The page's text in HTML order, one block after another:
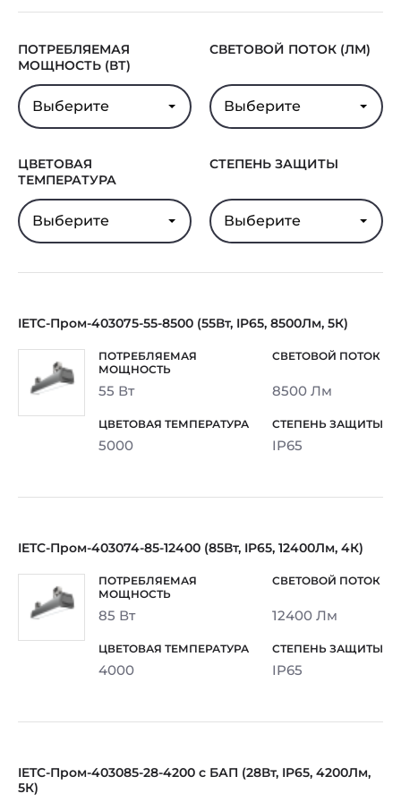
ПОТРЕБЛЯЕМАЯ
МОЩНОСТЬ (ВТ)
Выберите
СВЕТОВОЙ ПОТОК (ЛМ)
Выберите
ЦВЕТОВАЯ
ТЕМПЕРАТУРА
Выберите
СТЕПЕНЬ ЗАЩИТЫ
Выберите
IETC-Пром-403075-55-8500 (55Вт, IP65, 8500Лм, 5К)
55 Вт 8500 Лм
5000 IP65
IETC-Пром-403074-85-12400 (85Вт, IP65, 12400Лм, 4К)
85 Вт 12400 Лм
4000 IP65
IETC-Пром-403085-28-4200 с БАП (28Вт, IP65, 4200Лм,
5К)